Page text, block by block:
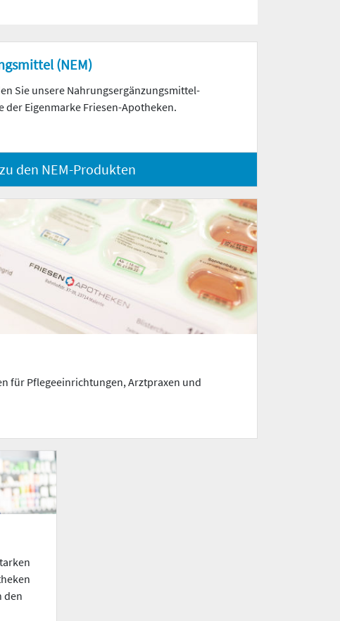
(NEM)
Sie unsere Nahrungs­ergänzungs­mittel-
der Eigenmarke Friesen-Apotheken.
zu den NEM-Produkten
für Pflegeeinrichtungen, Arztpraxen und
den